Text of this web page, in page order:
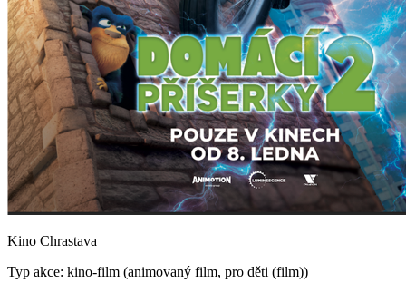
Kino Chrastava
Typ akce: kino-film (animovaný film, pro děti (film))